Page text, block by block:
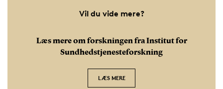
Vil du vide mere?
Læs mere om forskningen fra Institut for
Sundhedstjenesteforskning
LÆS MERE